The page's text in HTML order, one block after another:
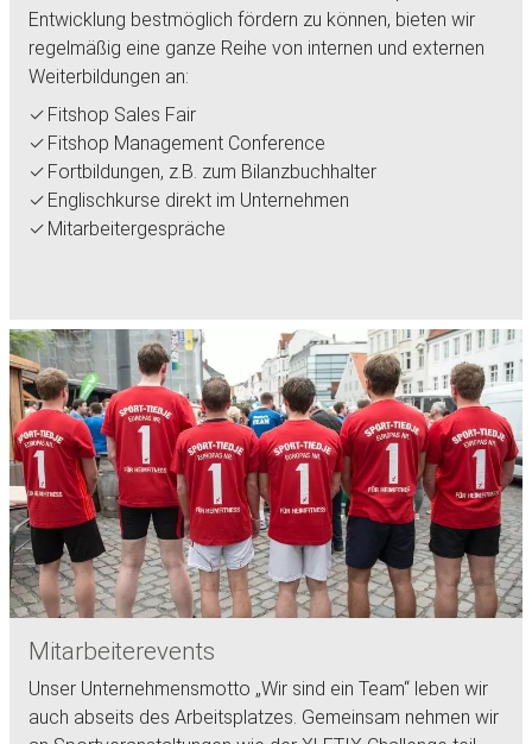
Entwicklung bestmöglich fördern zu können, bieten wir
regelmäßig eine ganze Reihe von internen und externen
Weiterbildungen an:
Fitshop Sales Fair
Fitshop Management Conference
Fortbildungen, z.B. zum Bilanzbuchhalter
Englischkurse direkt im Unternehmen
Mitarbeitergespräche
Mitarbeiterevents
Unser Unternehmensmotto „Wir sind ein Team“ leben wir
auch abseits des Arbeitsplatzes. Gemeinsam nehmen wir